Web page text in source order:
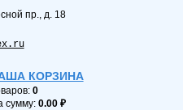
пр., д. 18
КОРЗИНА
0
сумму: 0.00